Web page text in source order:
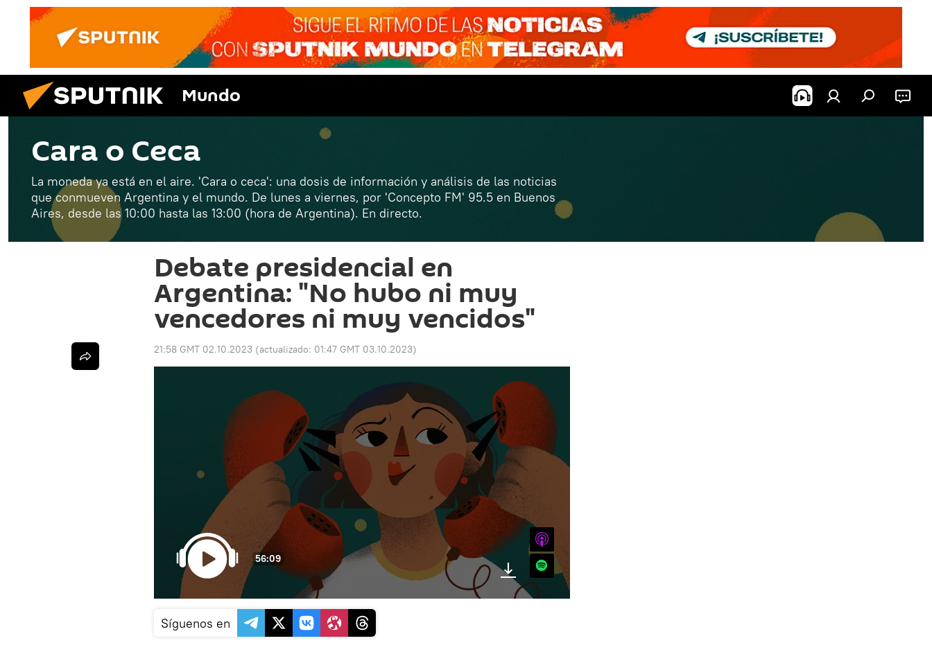
Mundo
Cara o Ceca
La moneda ya está en el aire. 'Cara o ceca': una dosis de información y análisis de las noticias
que conmueven Argentina y el mundo. De lunes a viernes, por 'Concepto FM' 95.5 en Buenos
Aires, desde las 10:00 hasta las 13:00 (hora de Argentina). En directo.
Debate presidencial en
Argentina: "No hubo ni muy
vencedores ni muy vencidos"
21:58 GMT 02.10.2023 (actualizado: 01:47 GMT 03.10.2023)
56:09
iTunes
Spotify
Síguenos en